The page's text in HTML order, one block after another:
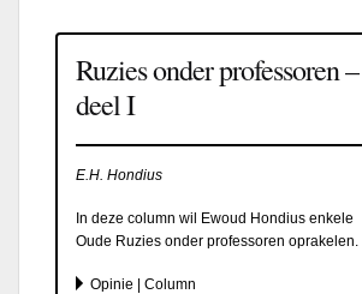
Ruzies onder professoren –
deel I
E.H. Hondius
In deze column wil Ewoud Hondius enkele
Oude Ruzies onder professoren oprakelen.
Opinie | Column